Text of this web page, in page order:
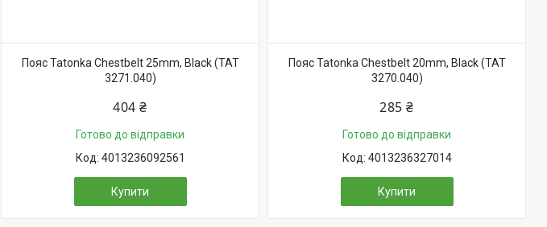
Пояс Tatonka Chestbelt 25mm, Black (TAT
3271.040)
404 ₴
Готово до відправки
4013236092561
Купити
Пояс Tatonka Chestbelt 20mm, Black (TAT
3270.040)
285 ₴
Готово до відправки
4013236327014
Купити